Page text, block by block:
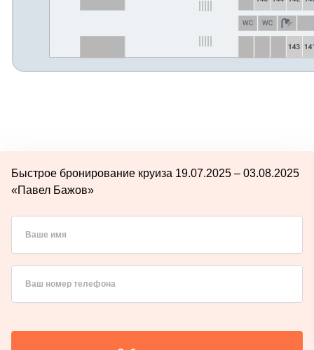
Быстрое бронирование круиза 19.07.2025 – 03.08.2025
«Павел Бажов»
Ваше имя
Ваш номер телефона